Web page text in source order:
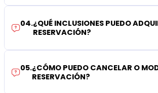
04.¿QUÉ INCLUSIONES PUEDO
RESERVACIÓN?
05.¿CÓMO PUEDO CANCELAR O
RESERVACIÓN?